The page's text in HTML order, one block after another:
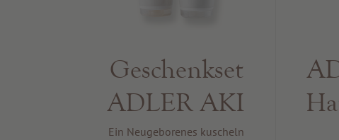
Geschenkset
ADLER AKI
Ein Neugeborenes kuscheln